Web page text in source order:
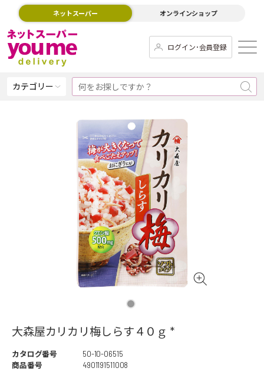
ネットスーパー オンラインショップ
ログイン･会員登録
カテゴリー
大森屋カリカリ梅しらす４０ｇ *
カタログ番号
50-10-06515
商品番号
4901191511008